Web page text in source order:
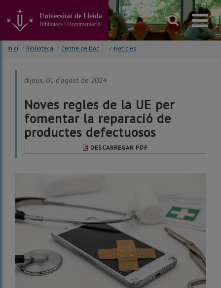
contingut
principal
Universitat de Lleida
Biblioteca i Documentació
Inici / Biblioteca / Centre de Documentació Europea (CDE) / Notícies
dijous, 01 d’agost de 2024
Noves regles de la UE per
fomentar la reparació de
productes defectuosos
DESCARREGAR PDF